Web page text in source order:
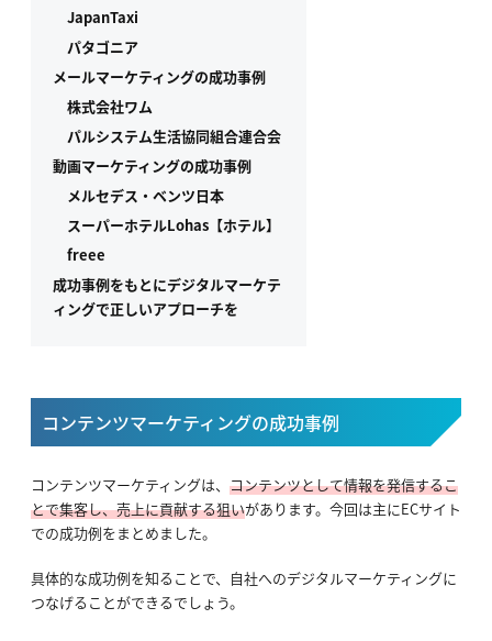
JapanTaxi
パタゴニア
メールマーケティングの成功事例
株式会社ワム
パルシステム生活協同組合連合会
動画マーケティングの成功事例
メルセデス・ベンツ日本
スーパーホテルLohas【ホテル】
freee
成功事例をもとにデジタルマーケテ
ィングで正しいアプローチを
コンテンツマーケティングの成功事例
コンテンツマーケティングは、 コンテンツとして情報を発信するこ
とで集客し、売上に貢献する狙いがあります。今回は主にECサイト
での成功例をまとめました。
具体的な成功例を知ることで、自社へのデジタルマーケティングに
つなげることができるでしょう。